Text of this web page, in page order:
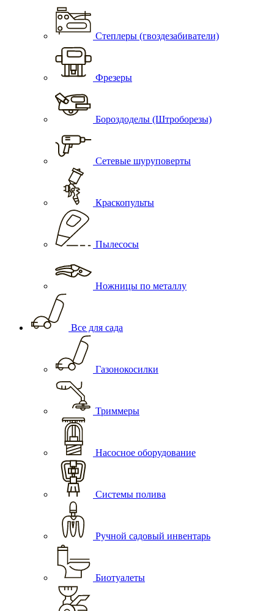
Степлеры (гвоздезабиватели)
Фрезеры
Бороздоделы (Штроборезы)
Сетевые шуруповерты
Краскопульты
Пылесосы
Ножницы по металлу
Все для сада
Газонокосилки
Триммеры
Насосное оборудование
Системы полива
Ручной садовый инвентарь
Биотуалеты